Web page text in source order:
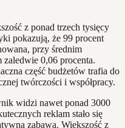
z ponad trzech tysięcy
pokazują, że 99 procent
przy średnim
0,06 procenta.
część budżetów trafia do
twórczości i współpracy.
widzi nawet ponad 3000
reklam stało się
zabawą. Większość z